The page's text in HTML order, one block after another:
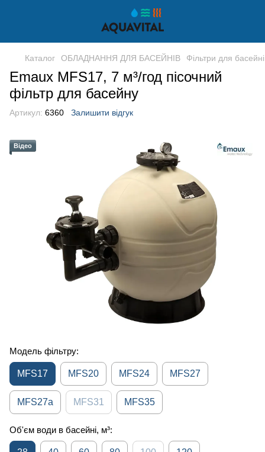
Каталог ОБЛАДНАННЯ ДЛЯ БАСЕЙНІВ Фільтри для
Emaux MFS17, 7 м³/год пісочний
фільтр для басейну
Артикул: 6360 Залишити відгук
Відео
Модель фільтру:
MFS17 MFS20 MFS24 MFS27
MFS27a MFS31 MFS35
Об'єм води в басейні, м³: